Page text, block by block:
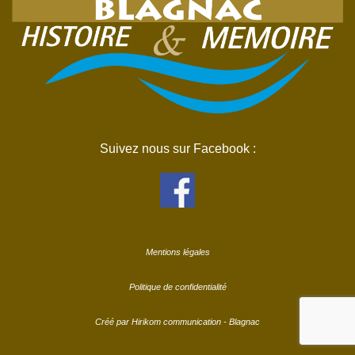
Suivez nous sur Facebook :
Mentions légales
Politique de confidentialité
Créé par Hirikom communication - Blagnac